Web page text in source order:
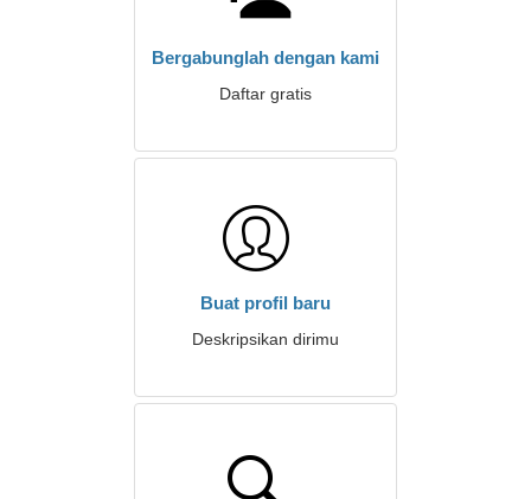
Bergabunglah dengan kami
Daftar gratis
Buat profil baru
Deskripsikan dirimu